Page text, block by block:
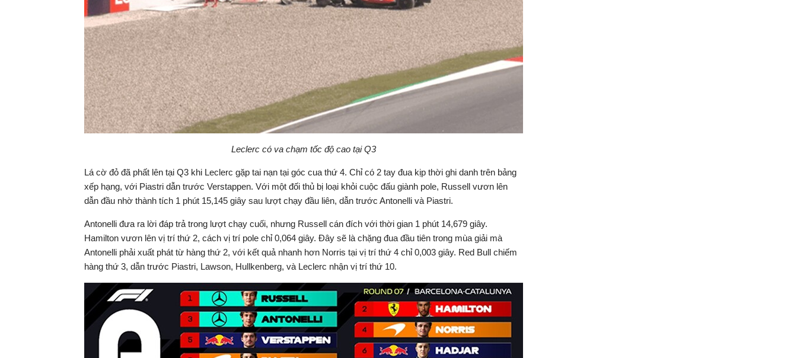
Leclerc có va chạm tốc độ cao tại Q3
Lá cờ đỏ đã phất lên tại Q3 khi Leclerc gặp tai nạn tại góc cua thứ 4. Chỉ có 2 tay đua kịp thời ghi danh trên bảng
xếp hạng, với Piastri dẫn trước Verstappen. Với một đối thủ bị loại khỏi cuộc đấu giành pole, Russell vươn lên
dẫn đầu nhờ thành tích 1 phút 15,145 giây sau lượt chạy đầu liên, dẫn trước Antonelli và Piastri.
Antonelli đưa ra lời đáp trả trong lượt chạy cuối, nhưng Russell cán đích với thời gian 1 phút 14,679 giây.
Hamilton vươn lên vị trí thứ 2, cách vị trí pole chỉ 0,064 giây. Đây sẽ là chặng đua đầu tiên trong mùa giải mà
Antonelli phải xuất phát từ hàng thứ 2, với kết quả nhanh hơn Norris tại vị trí thứ 4 chỉ 0,003 giây. Red Bull chiếm
hàng thứ 3, dẫn trước Piastri, Lawson, Hullkenberg, và Leclerc nhận vị trí thứ 10.